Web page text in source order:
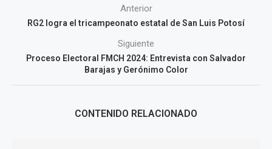
Anterior
RG2 logra el tricampeonato estatal de San Luis Potosí
Siguiente
Proceso Electoral FMCH 2024: Entrevista con Salvador
Barajas y Gerónimo Color
CONTENIDO RELACIONADO